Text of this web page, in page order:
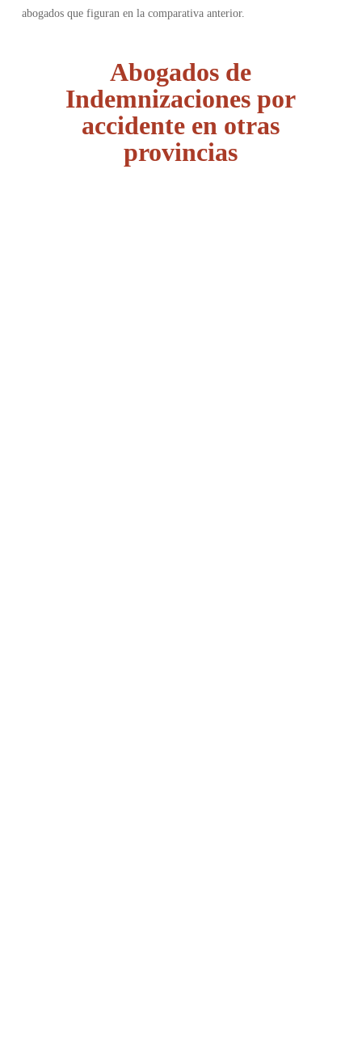
abogados que figuran en la comparativa anterior.
Abogados de
Indemnizaciones por
accidente en otras
provincias